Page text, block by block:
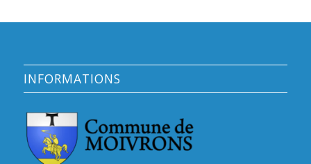
INFORMATIONS